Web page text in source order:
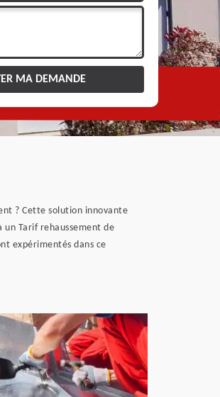
? Cette solution innovante
un Tarif rehaussement de
expérimentés dans ce